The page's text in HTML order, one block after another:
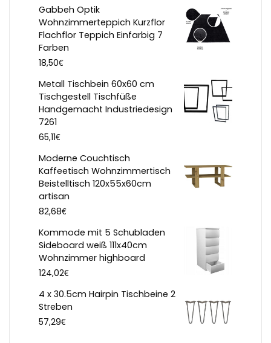
Gabbeh Optik
Wohnzimmerteppich Kurzflor
Flachflor Teppich Einfarbig 7
Farben
18,50€
Metall Tischbein 60x60 cm
Tischgestell Tischfüße
Handgemacht Industriedesign
7261
65,11€
Moderne Couchtisch
Kaffeetisch Wohnzimmertisch
Beistelltisch 120x55x60cm
artisan
82,68€
Kommode mit 5 Schubladen
Sideboard weiß 111x40cm
Wohnzimmer highboard
124,02€
4 x 30.5cm Hairpin Tischbeine 2
Streben
57,29€